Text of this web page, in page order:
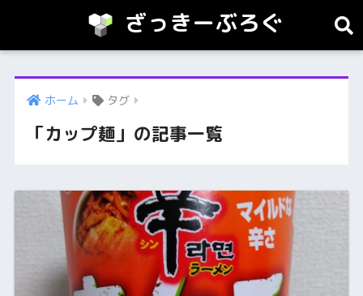
ざっきーぶろぐ
ホーム タグ
「カップ麺」の記事一覧